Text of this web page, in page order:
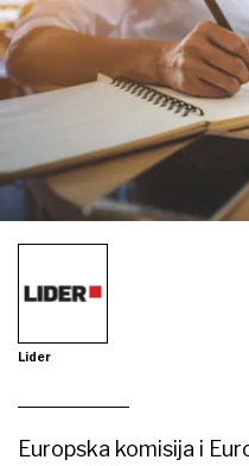
Lider
Europska komisija i